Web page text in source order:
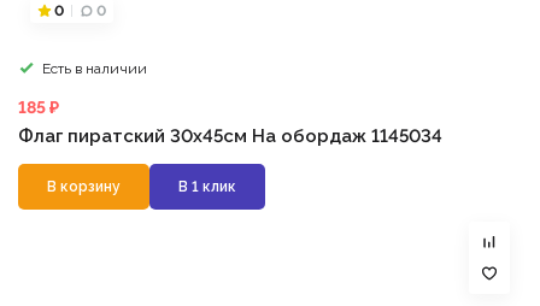
0 0
Есть в наличии
185 ₽
Флаг пиратский 30х45см На обордаж 1145034
В корзину В 1 клик